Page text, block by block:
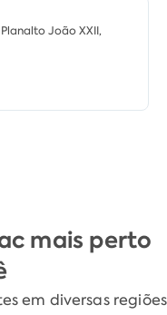
João XXII,
mais perto
em diversas regiões